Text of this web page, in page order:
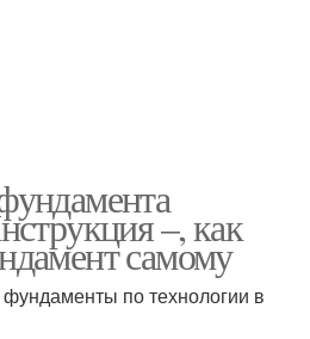
–, как
самому
по технологии в